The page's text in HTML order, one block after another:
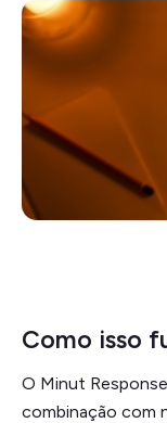
Como isso
O Minut
combinação com